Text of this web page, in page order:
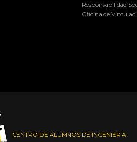
Responsabilidad
Oficina de
CENTRO DE ALUMNOS DE INGENIERÍA